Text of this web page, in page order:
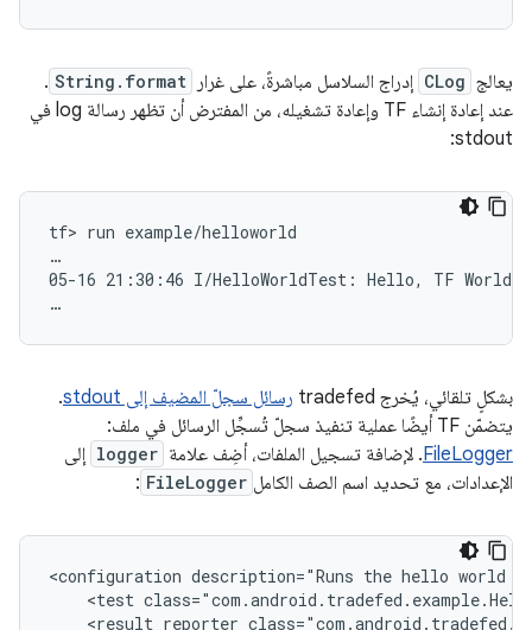
يعالج CLog إدراج السلاسل مباشرةً، على غرار String.format
.
عند إعادة إنشاء TF وإعادة تشغيله، من المفترض أن تظهر رسالة log في
stdout:
tf> run example/helloworld
…
05-16 21:30:46 I/HelloWorldTest: Hello, TF World! I
بشكلٍ تلقائي، يُخرج tradefed رسائل سجلّ المضيف إلى stdout
.
يتضمّن TF أيضًا عملية تنفيذ سجلّ تُسجِّل الرسائل في ملف:
FileLogger. لإضافة تسجيل الملفات، أضِف علامة logger إلى
الإعدادات، مع تحديد اسم الصف الكامل FileLogger
:
<configuration description="Runs the hello world
<test
<result_reporter